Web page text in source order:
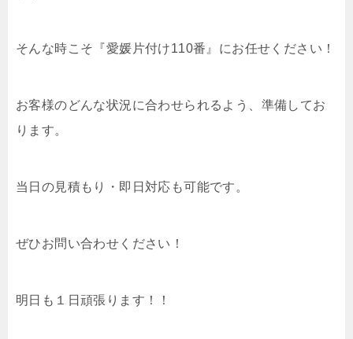
そんな時こそ『愛媛片付け110番』にお任せください！
お客様のどんな状況に合わせられるよう、準備してお
ります。
当日の見積もり・即日対応も可能です。
ぜひお問い合わせください！
明日も１日頑張ります！！